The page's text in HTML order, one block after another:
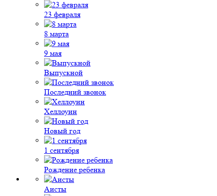
23 февраля
8 марта
9 мая
Выпускной
Последний звонок
Хеллоуин
Новый год
1 сентября
Рождение ребенка
Аисты